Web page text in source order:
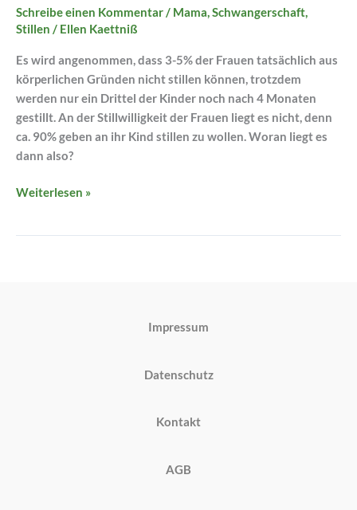
Schreibe einen Kommentar/ Mama,Schwangerschaft,
Stillen / Ellen Kaettniß
Es wird angenommen, dass 3-5% der Frauen tatsächlich aus
körperlichen Gründen nicht stillen können, trotzdem
werden nur ein Drittel der Kinder noch nach 4 Monaten
gestillt. An der Stillwilligkeit der Frauen liegt es nicht, denn
ca. 90% geben an ihr Kind stillen zu wollen. Woran liegt es
dann also?
Weiterlesen »
Impressum
Datenschutz
Kontakt
AGB